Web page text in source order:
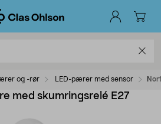
og -rør LED-pærer med sensor
med skumringsrelé E27